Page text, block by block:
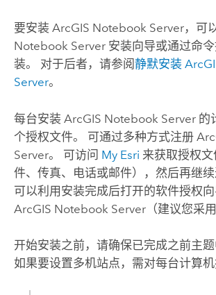
要安装 ArcGIS Notebook Server，可
Notebook Server安装向导或通过命
装。 对于后者，请参阅静默安装
Server。
每台安装 ArcGIS Notebook Server的
个授权文件。 可通过多种方式注册
Server。 可访问 My Esri 来获取授权
件、传真、电话或邮件），然后再继
可以利用安装完成后打开的软件授权
ArcGIS Notebook Server（建议您采
开始安装之前，请确保已完成之前主题
如果要设置多机站点，需对每台计算机